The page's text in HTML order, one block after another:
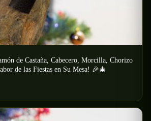
de Castaña, Cabecero, Morcilla, Chorizo
de las Fiestas en Su Mesa! 🎉🎄